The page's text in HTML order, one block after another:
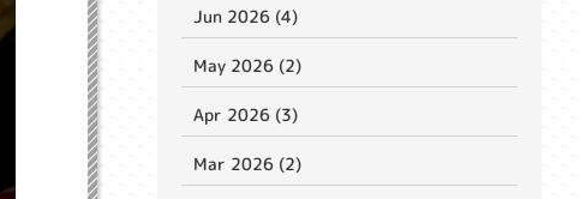
Jun 2026 (4)
May 2026 (2)
Apr 2026 (3)
Mar 2026 (2)